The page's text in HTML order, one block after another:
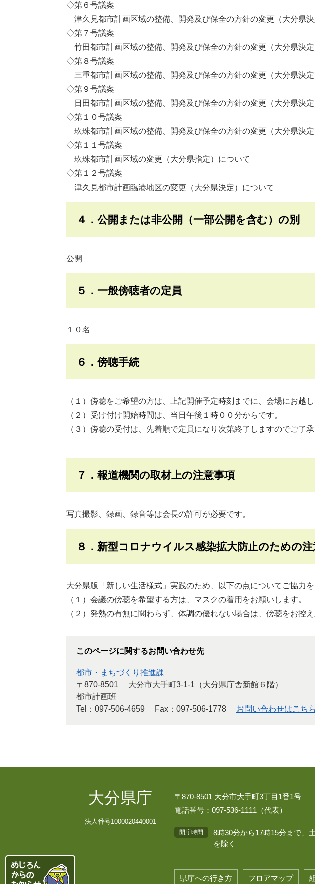
◇第６号議案
津久見都市計画区域の整備、開発及び保全の方針の変更（大分県
◇第７号議案
竹田都市計画区域の整備、開発及び保全の方針の変更（大分県決
◇第８号議案
三重都市計画区域の整備、開発及び保全の方針の変更（大分県決
◇第９号議案
日田都市計画区域の整備、開発及び保全の方針の変更（大分県決
◇第１０号議案
玖珠都市計画区域の整備、開発及び保全の方針の変更（大分県決
◇第１１号議案
玖珠都市計画区域の変更（大分県指定）について
◇第１２号議案
津久見都市計画臨港地区の変更（大分県決定）について
４．公開または非公開（一部公開を含む）の別
公開
５．一般傍聴者の定員
１０名
６．傍聴手続
（１）傍聴をご希望の方は、上記開催予定時刻までに、会場にお越し
（２）受け付け開始時間は、当日午後１時００分からです。
（３）傍聴の受付は、先着順で定員になり次第終了しますのでご了承
７．報道機関の取材上の注意事項
写真撮影、録画、録音等は会長の許可が必要です。
８．新型コロナウイルス感染拡大防止のための
大分県版「新しい生活様式」実践のため、以下の点についてご協力を
（１）会議の傍聴を希望する方は、マスクの着用をお願いします。
（２）発熱の有無に関わらず、体調の優れない場合は、傍聴をお控え
このページに関するお問い合わせ先
都市・まちづくり推進課
〒870-8501
大分市大手町3-1-1（大分県庁舎新館６階）
都市計画班
Tel：097-506-4659
Fax：097-506-1778 お問い合わせはこち
大分県庁
法人番号1000020440001
〒870-8501 大分市大手町3丁目1番1号
電話番号：097-536-1111（代表）
開庁時間
8時30分から17時15分まで、
を除く
県庁への行き方 フロアマップ